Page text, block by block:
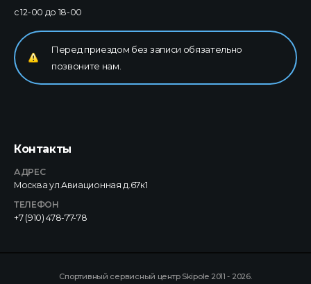
с 12-00 до 18-00
Перед приездом без записи обязательно
позвоните нам.
Контакты
АДРЕС
Москва ул.Авиационная д.67к1
ТЕЛЕФОН
+7 (910) 478-77-78
Спортивный сервисный центр Skipole 2011 - 2026.